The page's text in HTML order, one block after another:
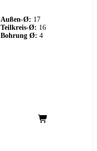
Außen-Ø: 17
Teilkreis-Ø: 16
Bohrung Ø: 4